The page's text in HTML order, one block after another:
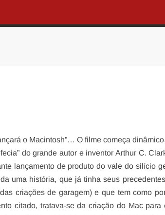
o Macintosh”… O filme começa
do grande autor e inventor Arthur C.
lançamento de produto do vale do silício
uma história, que já tinha seus
criações de garagem) e que tem como
citado, tratava-se da criação do Mac para